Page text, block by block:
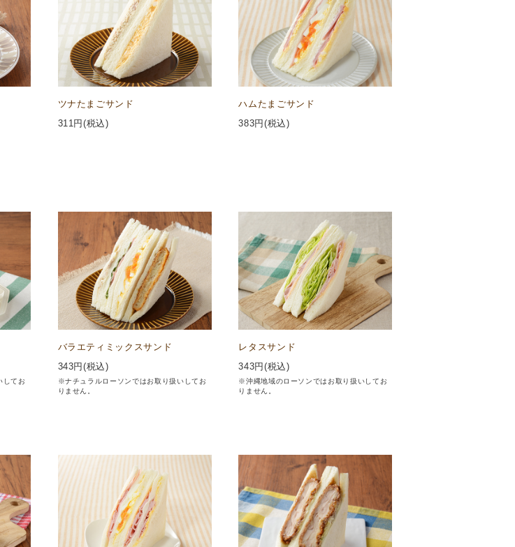
ツナたまごサンド
311円(税込)
ハムたまごサンド
383円(税込)
してお
バラエティミックスサンド
343円(税込)
※ナチュラルローソンではお取り扱いしてお
りません。
レタスサンド
343円(税込)
※沖縄地域のローソンではお取り扱いしてお
りません。